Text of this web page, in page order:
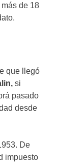
de 18
que llegó
si
pasado
desde
De
impuesto